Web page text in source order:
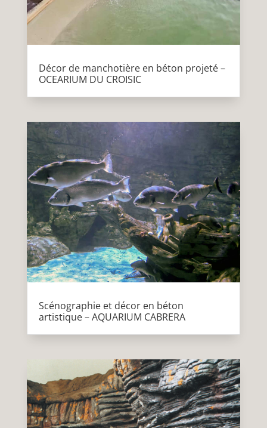
Décor de manchotière en béton projeté –
OCEARIUM DU CROISIC
Scénographie et décor en béton
artistique – AQUARIUM CABRERA